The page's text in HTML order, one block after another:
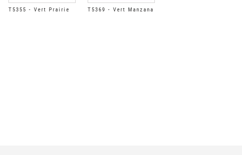
T5355 - Vert Prairie T5369 - Vert Manzana